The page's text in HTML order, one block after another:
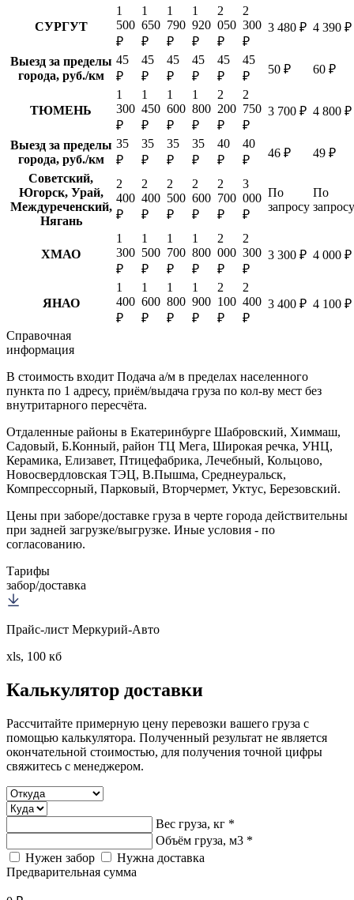
СУРГУТ
1
500
₽
1
650
₽
1
790
₽
1
920
₽
2
050
₽
2
300
₽
3 480 ₽ 4 390 ₽
Выезд за пределы
города, руб./км
45
₽
45
₽
45
₽
45
₽
45
₽
45
₽
50 ₽ 60 ₽
ТЮМЕНЬ
1
300
₽
1
450
₽
1
600
₽
1
800
₽
2
200
₽
2
750
₽
3 700 ₽ 4 800 ₽
Выезд за пределы
города, руб./км
35
₽
35
₽
35
₽
35
₽
40
₽
40
₽
46 ₽
49 ₽
Советский,
Югорск, Урай,
Междуреченский,
Нягань
2
400
₽
2
400
₽
2
500
₽
2
600
₽
2
700
₽
3
000
₽
По
запросу
По
запросу
ХМАО
1
300
₽
1
500
₽
1
700
₽
1
800
₽
2
000
₽
2
300
₽
3 300 ₽ 4 000 ₽
ЯНАО
1
400
₽
1
600
₽
1
800
₽
1
900
₽
2
100
₽
2
400
₽
3 400 ₽ 4 100 ₽
Справочная
информация
В стоимость входит Подача а/м в пределах населенного
пункта по 1 адресу, приём/выдача груза по кол-ву мест без
внутритарного пересчёта.
Отдаленные районы в Екатеринбурге Шабровский, Химмаш,
Садовый, Б.Конный, район ТЦ Мега, Широкая речка, УНЦ,
Керамика, Елизавет, Птицефабрика, Лечебный, Кольцово,
Новосвердловская ТЭЦ, В.Пышма, Среднеуральск,
Компрессорный, Парковый, Вторчермет, Уктус, Березовский.
Цены при заборе/доставке груза в черте города действительны
при задней загрузке/выгрузке. Иные условия - по
согласованию.
Тарифы
забор/доставка
Прайс-лист Меркурий-Авто
xls, 100 кб
Калькулятор доставки
Рассчитайте примерную цену перевозки вашего груза с
помощью калькулятора. Полученный результат не является
окончательной стоимостью, для получения точной цифры
свяжитесь с менеджером.
Вес груза, кг *
Объём груза, м3 *
Нужен забор
Нужна доставка
Предварительная сумма